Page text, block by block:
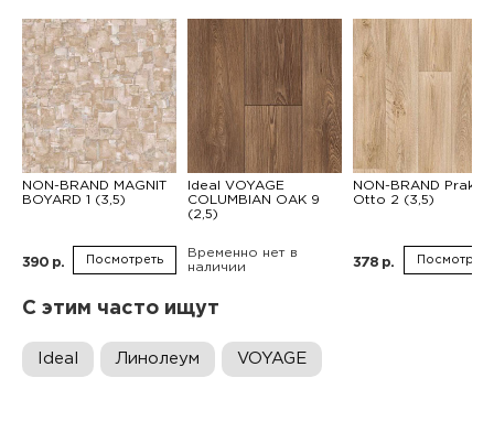
NON-BRAND MAGNIT
BOYARD 1 (3,5)
390 р. Посмотреть
Ideal VOYAGE
COLUMBIAN OAK 9
(2,5)
Временно нет в
наличии
NON-BRAND
Otto 2 (3,5)
378 р. Посмотреть
С этим часто ищут
Ideal Линолеум VOYAGE